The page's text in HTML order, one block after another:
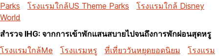
Parks
โรงแรมใกล้US Theme Parks
โรงแรมใกล้ Disney
World
สำรวจ IHG: จากการเข้าพักแสนสบายไปจนถึงการพักผ่อนสุดหรู
โรงแรมใกล้Me
โรงแรมหรู ที่เที่ยววันหยุดยอดนิยม
โรงแรม